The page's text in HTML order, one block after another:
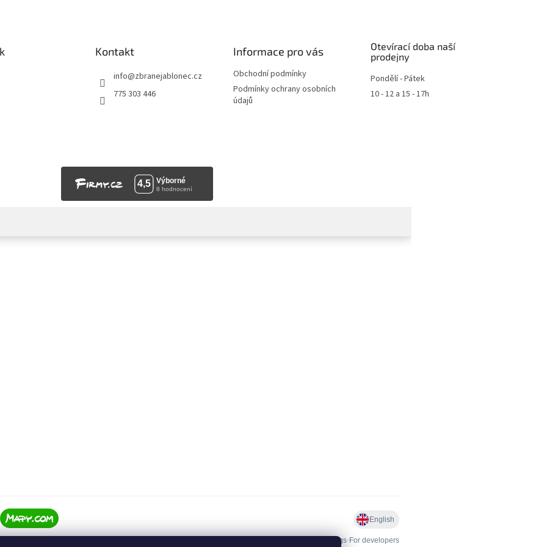
Kontakt
info@zbranejablonec.cz
775 303 446
Informace pro vás
Obchodní podmínky
Podmínky ochrany osobních
údajů
Otevírací doba naší
prodejny
Pondělí - Pátek
10 - 12 a 15 - 17h